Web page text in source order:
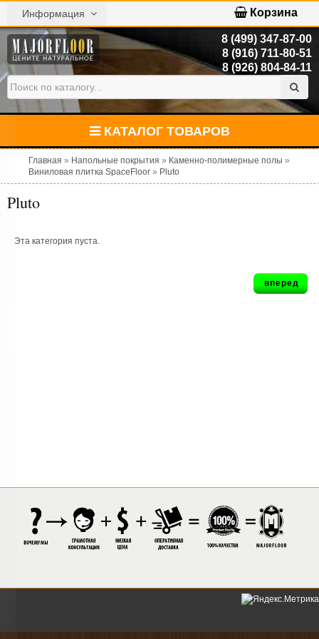
Информация Корзина
8 (499) 347-87-00
8 (916) 711-80-51
8 (926) 804-84-11
КАТАЛОГ ТОВАРОВ
Главная » Напольные покрытия » Каменно-полимерные полы »
Виниловая плитка SpaceFloor » Pluto
Pluto
Эта категория пуста.
вперед